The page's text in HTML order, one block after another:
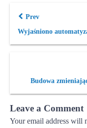
Prev
Wyjaśniono
Budowa
Leave a Comment
Your email address will